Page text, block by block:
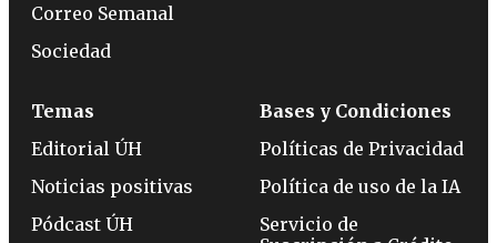
Correo Semanal
Sociedad
Temas
Editorial ÚH
Noticias positivas
Pódcast ÚH
Bases y Condiciones
Políticas de Privacidad
Política de uso de la IA
Servicio de